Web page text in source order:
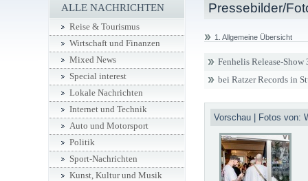
Pressebilder/
1. Allgemeine Übersicht
Fenhelis Release-Show
bei Ratzer Records in
Vorschau | Fotos von:
ALLE NACHRICHTEN
Reise & Tourismus
Wirtschaft und Finanzen
Mixed News
Special interest
Lokale Nachrichten
Internet und Technik
Auto und Motorsport
Politik
Sport-Nachrichten
Kunst, Kultur und Musik